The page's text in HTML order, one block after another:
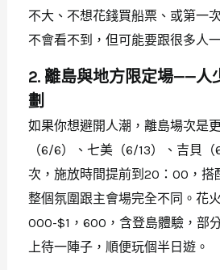
不大、不想花錢買船票、或第一
不會看不到，但可能要跟很多人
2. 離島與地方限定場——人
劃
如果你想避開人潮，離島場次是
（6/6）、七美（6/13）、吉貝
次，施放時間提前到20：00，搭
整個氛圍跟主會場完全不同。花
000-$1，600，含登島體驗，部
上待一陣子，順便玩個半日遊。